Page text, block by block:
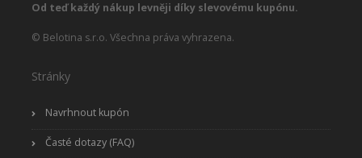
Od teď každý nákup levněji díky slevovému kupónu.
© Belotina s.r.o. Všechna práva vyhrazena.
Stránky
Navrhnout kupón
Časté dotazy (FAQ)